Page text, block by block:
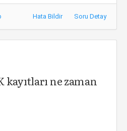
Hata Bildir Soru Detay
kayıtları ne zaman